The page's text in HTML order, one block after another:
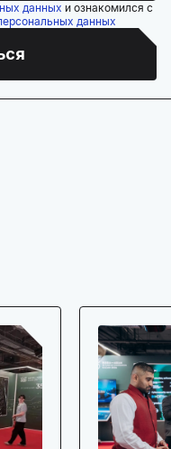
данных и ознакомился с
данных